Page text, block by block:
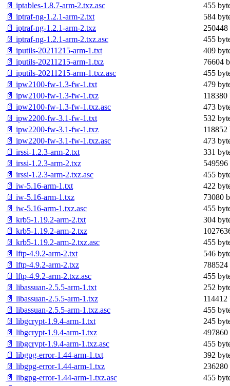
📄 iptables-1.8.7-arm-2.txz.asc
455
📄 iptraf-ng-1.2.1-arm-2.txt
584
📄 iptraf-ng-1.2.1-arm-2.txz
250448
📄 iptraf-ng-1.2.1-arm-2.txz.asc
455
📄 iputils-20211215-arm-1.txt
409
📄 iputils-20211215-arm-1.txz
76604
📄 iputils-20211215-arm-1.txz.asc
455
📄 ipw2100-fw-1.3-fw-1.txt
479
📄 ipw2100-fw-1.3-fw-1.txz
118380
📄 ipw2100-fw-1.3-fw-1.txz.asc
473
📄 ipw2200-fw-3.1-fw-1.txt
532
📄 ipw2200-fw-3.1-fw-1.txz
118852
📄 ipw2200-fw-3.1-fw-1.txz.asc
473
📄 irssi-1.2.3-arm-2.txt
331
📄 irssi-1.2.3-arm-2.txz
549596
📄 irssi-1.2.3-arm-2.txz.asc
455
📄 iw-5.16-arm-1.txt
422
📄 iw-5.16-arm-1.txz
73080
📄 iw-5.16-arm-1.txz.asc
455
📄 krb5-1.19.2-arm-2.txt
304
📄 krb5-1.19.2-arm-2.txz
📄 krb5-1.19.2-arm-2.txz.asc
455
📄 lftp-4.9.2-arm-2.txt
546
📄 lftp-4.9.2-arm-2.txz
788524
📄 lftp-4.9.2-arm-2.txz.asc
455
📄 libassuan-2.5.5-arm-1.txt
252
📄 libassuan-2.5.5-arm-1.txz
114412
📄 libassuan-2.5.5-arm-1.txz.asc
455
📄 libgcrypt-1.9.4-arm-1.txt
245
📄 libgcrypt-1.9.4-arm-1.txz
497860
📄 libgcrypt-1.9.4-arm-1.txz.asc
455
📄 libgpg-error-1.44-arm-1.txt
392
📄 libgpg-error-1.44-arm-1.txz
236280
📄 libgpg-error-1.44-arm-1.txz.asc
455